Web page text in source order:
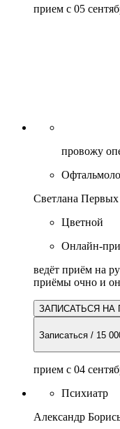
прием с 05
провожу
Светлана Первых
Цветной
Онлайн-
ведёт приём на
приёмы очно и
ЗАПИСАТЬСЯ НА
Записаться / 15
прием с 04
Психиатр
Александр